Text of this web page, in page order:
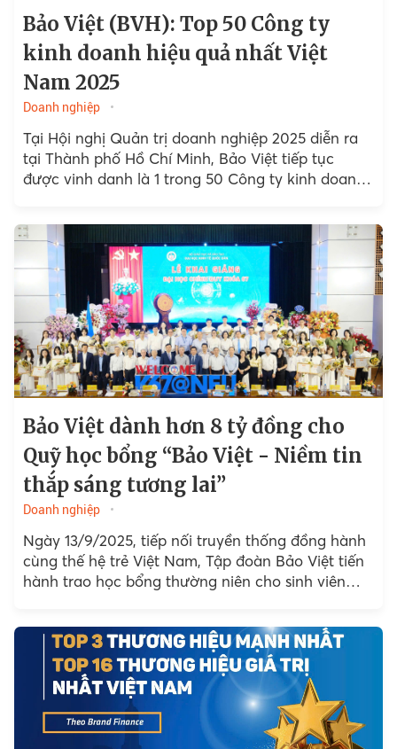
Bảo Việt (BVH): Top 50 Công ty
kinh doanh hiệu quả nhất Việt
Nam 2025
Doanh nghiệp
Tại Hội nghị Quản trị doanh nghiệp 2025 diễn ra
tại Thành phố Hồ Chí Minh, Bảo Việt tiếp tục
được vinh danh là 1 trong 50 Công ty kinh doanh
Bảo Việt dành hơn 8 tỷ đồng cho
Quỹ học bổng “Bảo Việt - Niềm tin
thắp sáng tương lai”
Doanh nghiệp
Ngày 13/9/2025, tiếp nối truyền thống đồng hành
cùng thế hệ trẻ Việt Nam, Tập đoàn Bảo Việt tiến
hành trao học bổng thường niên cho sinh viên